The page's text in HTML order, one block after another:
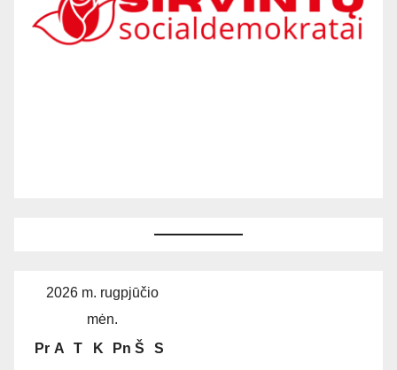
2026 m. rugpjūčio
mėn.
Pr A T K Pn Š
S